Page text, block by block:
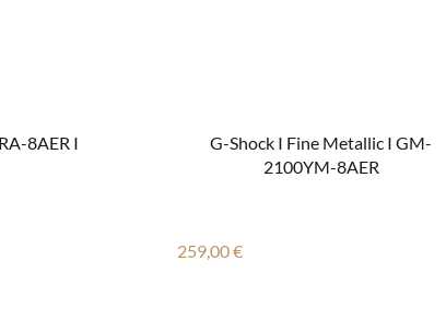
8AER I
G-Shock I Fine Metallic I GM-
2100YM-8AER
Regulärer Preis:
259,00 €